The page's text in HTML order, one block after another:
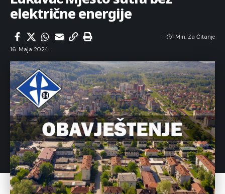
električne energije
16. Maja 2024.
1 Min. Za Čitanje